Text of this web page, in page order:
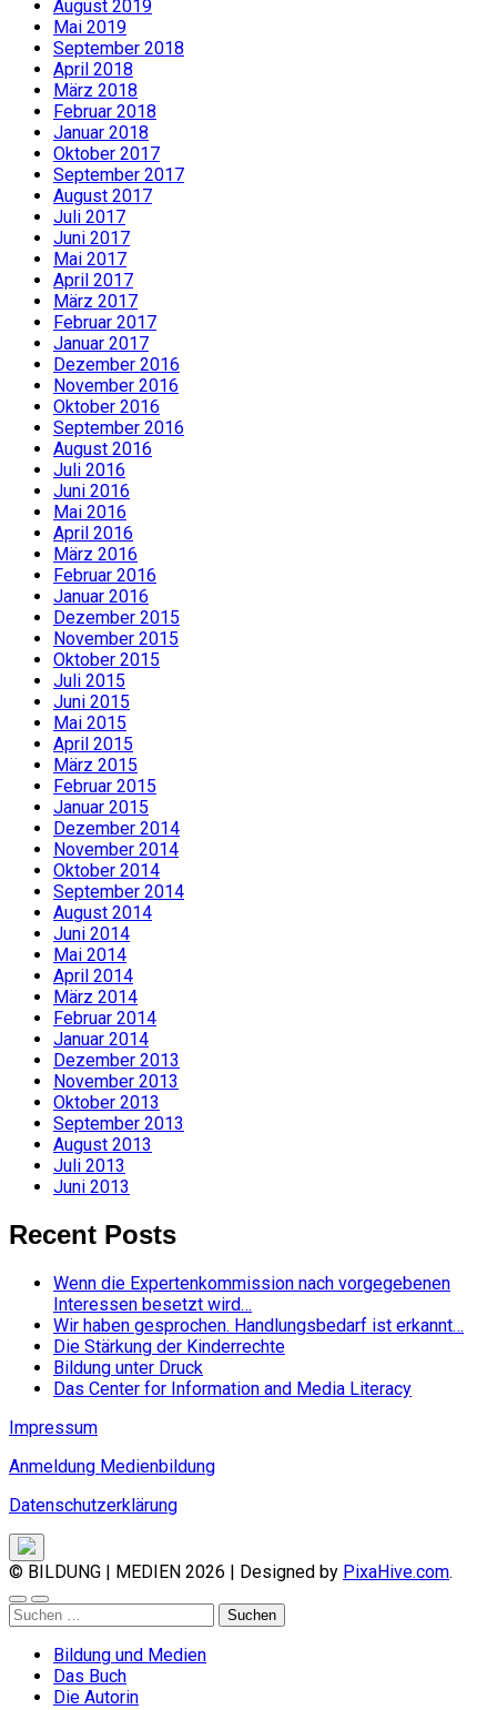
August 2019
Mai 2019
September 2018
April 2018
März 2018
Februar 2018
Januar 2018
Oktober 2017
September 2017
August 2017
Juli 2017
Juni 2017
Mai 2017
April 2017
März 2017
Februar 2017
Januar 2017
Dezember 2016
November 2016
Oktober 2016
September 2016
August 2016
Juli 2016
Juni 2016
Mai 2016
April 2016
März 2016
Februar 2016
Januar 2016
Dezember 2015
November 2015
Oktober 2015
Juli 2015
Juni 2015
Mai 2015
April 2015
März 2015
Februar 2015
Januar 2015
Dezember 2014
November 2014
Oktober 2014
September 2014
August 2014
Juni 2014
Mai 2014
April 2014
März 2014
Februar 2014
Januar 2014
Dezember 2013
November 2013
Oktober 2013
September 2013
August 2013
Juli 2013
Juni 2013
Recent Posts
Wenn die Expertenkommission nach vorgegebenen
Interessen besetzt wird…
Wir haben gesprochen. Handlungsbedarf ist erkannt…
Die Stärkung der Kinderrechte
Bildung unter Druck
Das Center for Information and Media Literacy
Impressum
Anmeldung Medienbildung
Datenschutzerklärung
© BILDUNG | MEDIEN 2026 | Designed by PixaHive.com.
Suchen
nach:
Bildung und Medien
Das Buch
Die Autorin